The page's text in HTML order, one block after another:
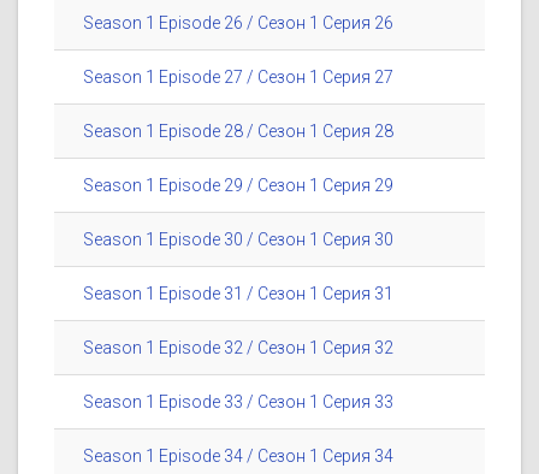
Season 1 Episode 26 / Сезон 1 Серия 26
Season 1 Episode 27 / Сезон 1 Серия 27
Season 1 Episode 28 / Сезон 1 Серия 28
Season 1 Episode 29 / Сезон 1 Серия 29
Season 1 Episode 30 / Сезон 1 Серия 30
Season 1 Episode 31 / Сезон 1 Серия 31
Season 1 Episode 32 / Сезон 1 Серия 32
Season 1 Episode 33 / Сезон 1 Серия 33
Season 1 Episode 34 / Сезон 1 Серия 34